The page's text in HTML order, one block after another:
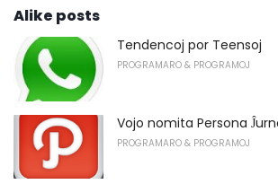
Alike posts
Tendencoj por Teensoj
PROGRAMARO & PROGRAMOJ
Vojo nomita Persona
PROGRAMARO & PROGRAMOJ